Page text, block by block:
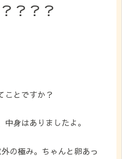
？？？
ことですか？
中身はありましたよ。
の極み。ちゃんと卵あっ